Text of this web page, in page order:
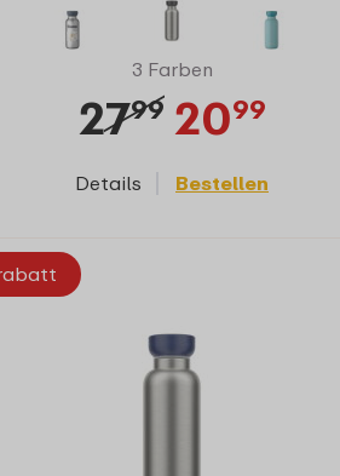
3 Farben
2799 2099
Details Bestellen